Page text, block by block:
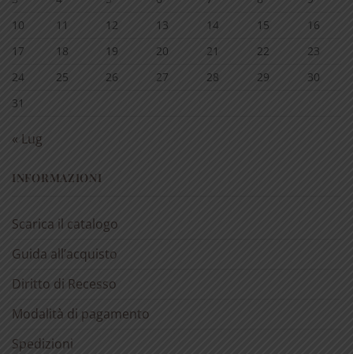
10
11 12 13 14 15
16
17
18 19 20 21 22
23
24
25 26 27 28 29
30
31
« Lug
INFORMAZIONI
Scarica il catalogo
Guida all’acquisto
Diritto di Recesso
Modalità di pagamento
Spedizioni